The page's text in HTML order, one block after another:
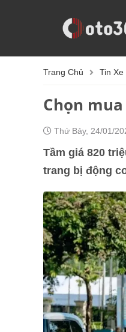
Trang Chủ Tin Xe
Chọn
Thứ Bảy, 24/01/
Tầm giá 820
trang bị động